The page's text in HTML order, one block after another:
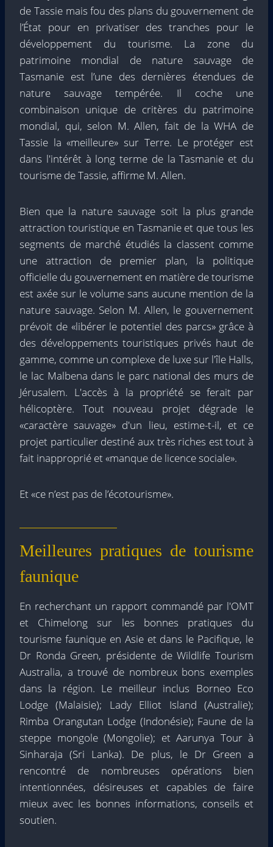
de Tassie mais fou des plans du gouvernement de
l’État pour en privatiser des tranches pour le
développement du tourisme. La zone du
patrimoine mondial de nature sauvage de
Tasmanie est l’une des dernières étendues de
nature sauvage tempérée. Il coche une
combinaison unique de critères du patrimoine
mondial, qui, selon M. Allen, fait de la WHA de
Tassie la «meilleure» sur Terre. Le protéger est
dans l'intérêt à long terme de la Tasmanie et du
tourisme de Tassie, affirme M. Allen.
Bien que la nature sauvage soit la plus grande
attraction touristique en Tasmanie et que tous les
segments de marché étudiés la classent comme
une attraction de premier plan, la politique
officielle du gouvernement en matière de tourisme
est axée sur le volume sans aucune mention de la
nature sauvage. Selon M. Allen, le gouvernement
prévoit de «libérer le potentiel des parcs» grâce à
des développements touristiques privés haut de
gamme, comme un complexe de luxe sur l'île Halls,
le lac Malbena dans le parc national des murs de
Jérusalem. L'accès à la propriété se ferait par
hélicoptère. Tout nouveau projet dégrade le
«caractère sauvage» d'un lieu, estime-t-il, et ce
projet particulier destiné aux très riches est tout à
fait inapproprié et «manque de licence sociale».
Et «ce n’est pas de l’écotourisme».
Meilleures pratiques de tourisme
faunique
En recherchant un rapport commandé par l'OMT
et Chimelong sur les bonnes pratiques du
tourisme faunique en Asie et dans le Pacifique, le
Dr Ronda Green, présidente de Wildlife Tourism
Australia, a trouvé de nombreux bons exemples
dans la région. Le meilleur inclus Borneo Eco
Lodge (Malaisie); Lady Elliot Island (Australie);
Rimba Orangutan Lodge (Indonésie); Faune de la
steppe mongole (Mongolie); et Aarunya Tour à
Sinharaja (Sri Lanka). De plus, le Dr Green a
rencontré de nombreuses opérations bien
intentionnées, désireuses et capables de faire
mieux avec les bonnes informations, conseils et
soutien.